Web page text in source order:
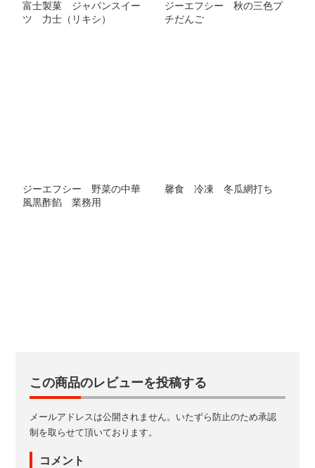
富士製菓 ジャパンスイー
ツ 力士（リキシ）
ジーエフシー 秋の三色プ
チだんご
ジーエフシー 野菜の中華
風黒酢餡 業務用
馨食 冷凍 冬瓜網打ち
この商品のレビューを投稿する
メールアドレスは公開されません。いたずら防止のため承認
制を取らせて頂いております。
コメント